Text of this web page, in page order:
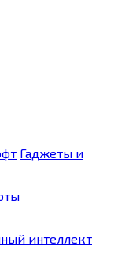
Гаджеты и
интеллект